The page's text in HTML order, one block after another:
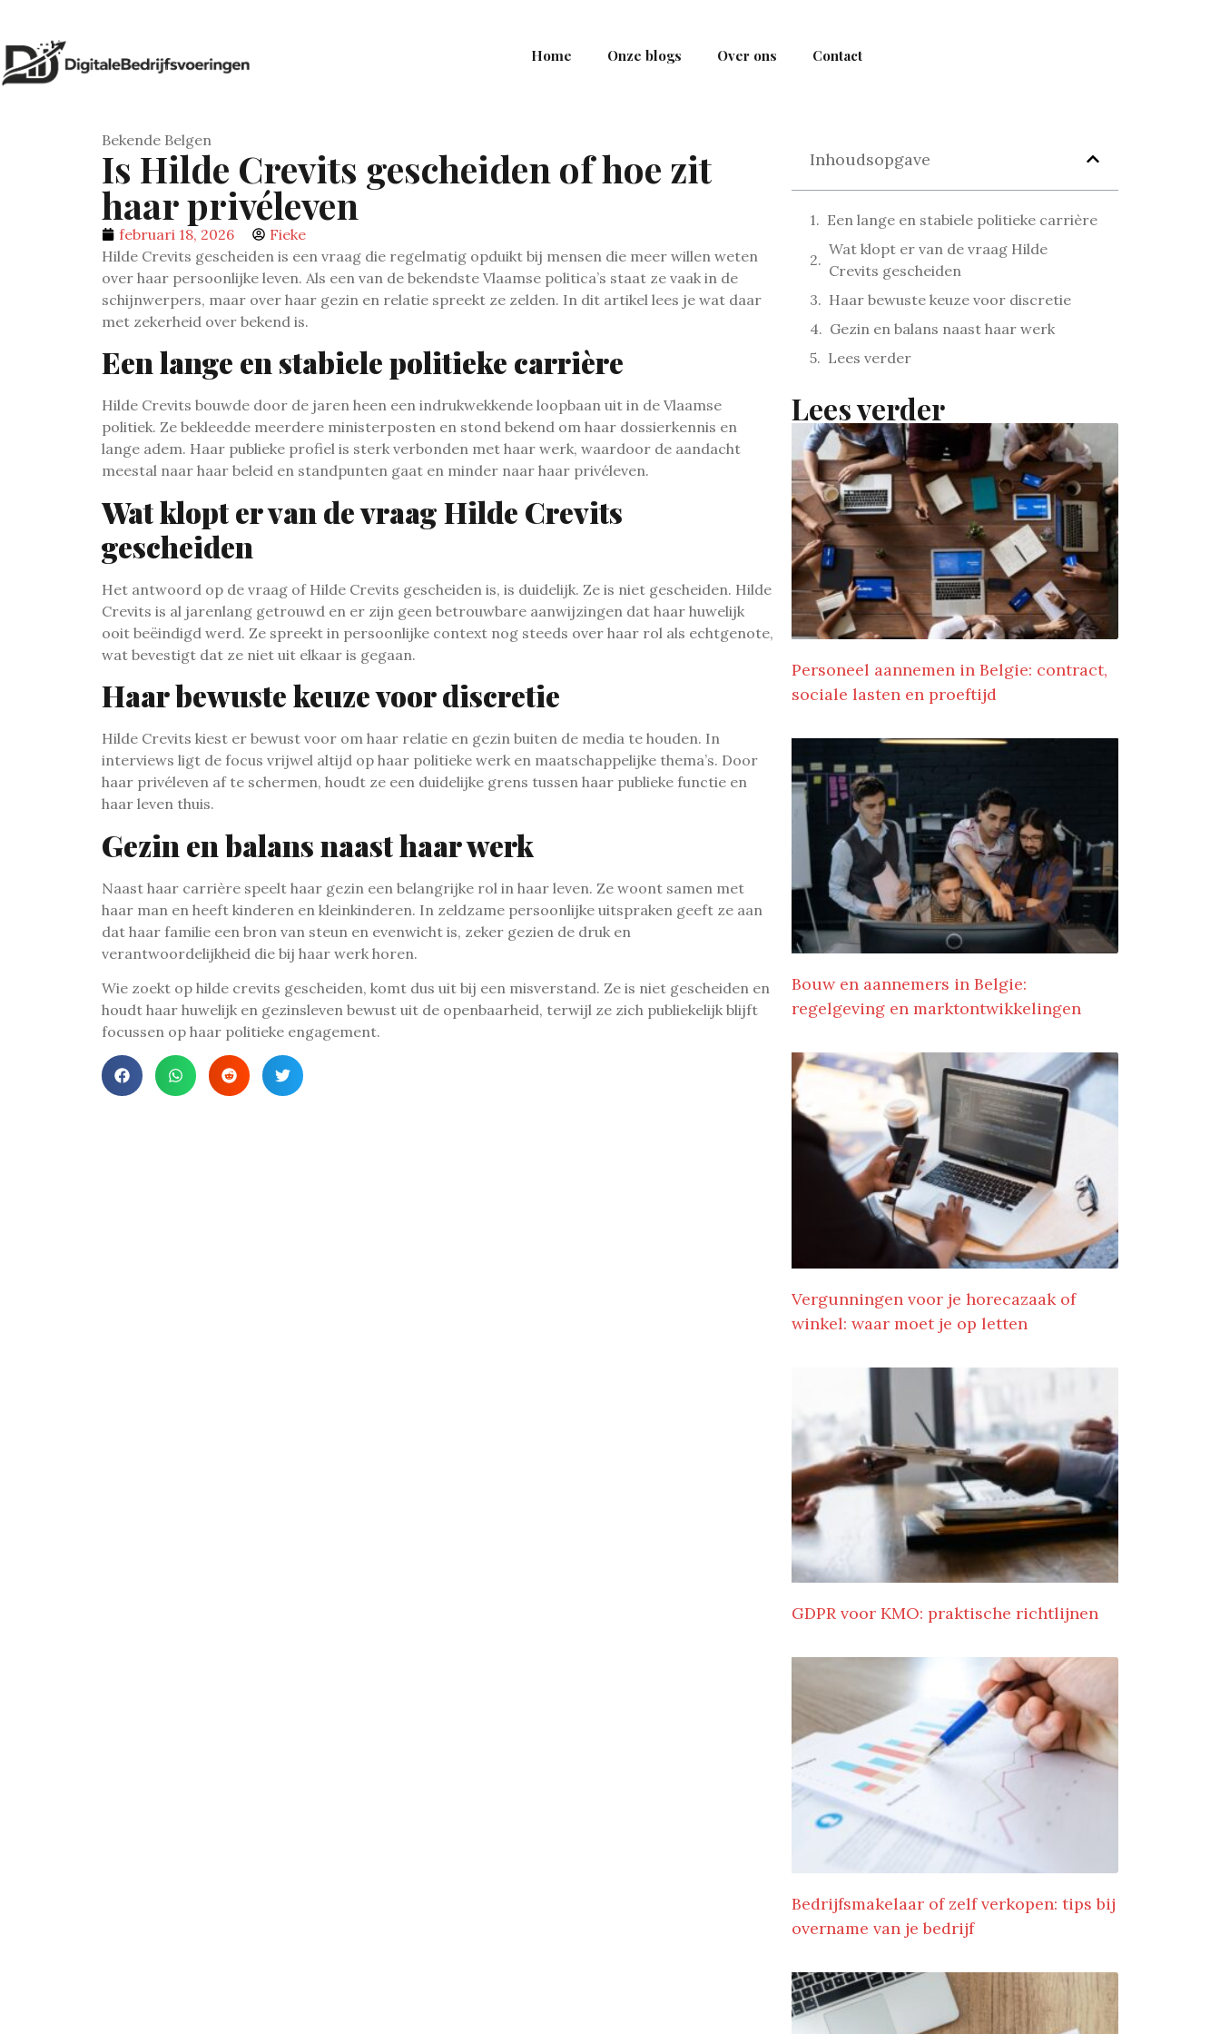
Home Onze blogs Over ons Contact
Bekende Belgen
Is Hilde Crevits gescheiden of hoe zit
haar privéleven
februari 18, 2026
Fieke
Hilde Crevits gescheiden is een vraag die regelmatig opduikt bij mensen die meer willen weten
over haar persoonlijke leven. Als een van de bekendste Vlaamse politica’s staat ze vaak in de
schijnwerpers, maar over haar gezin en relatie spreekt ze zelden. In dit artikel lees je wat daar
met zekerheid over bekend is.
Een lange en stabiele politieke carrière
Hilde Crevits bouwde door de jaren heen een indrukwekkende loopbaan uit in de Vlaamse
politiek. Ze bekleedde meerdere ministerposten en stond bekend om haar dossierkennis en
lange adem. Haar publieke profiel is sterk verbonden met haar werk, waardoor de aandacht
meestal naar haar beleid en standpunten gaat en minder naar haar privéleven.
Wat klopt er van de vraag Hilde Crevits
gescheiden
Het antwoord op de vraag of Hilde Crevits gescheiden is, is duidelijk. Ze is niet gescheiden. Hilde
Crevits is al jarenlang getrouwd en er zijn geen betrouwbare aanwijzingen dat haar huwelijk
ooit beëindigd werd. Ze spreekt in persoonlijke context nog steeds over haar rol als echtgenote,
wat bevestigt dat ze niet uit elkaar is gegaan.
Haar bewuste keuze voor discretie
Hilde Crevits kiest er bewust voor om haar relatie en gezin buiten de media te houden. In
interviews ligt de focus vrijwel altijd op haar politieke werk en maatschappelijke thema’s. Door
haar privéleven af te schermen, houdt ze een duidelijke grens tussen haar publieke functie en
haar leven thuis.
Gezin en balans naast haar werk
Naast haar carrière speelt haar gezin een belangrijke rol in haar leven. Ze woont samen met
haar man en heeft kinderen en kleinkinderen. In zeldzame persoonlijke uitspraken geeft ze aan
dat haar familie een bron van steun en evenwicht is, zeker gezien de druk en
verantwoordelijkheid die bij haar werk horen.
Wie zoekt op hilde crevits gescheiden, komt dus uit bij een misverstand. Ze is niet gescheiden en
houdt haar huwelijk en gezinsleven bewust uit de openbaarheid, terwijl ze zich publiekelijk blijft
focussen op haar politieke engagement.
Inhoudsopgave
Een lange en stabiele politieke carrière
Wat klopt er van de vraag Hilde
Crevits gescheiden
Haar bewuste keuze voor discretie
Gezin en balans naast haar werk
Lees verder
Lees verder
Personeel aannemen in Belgie: contract,
sociale lasten en proeftijd
Bouw en aannemers in Belgie:
regelgeving en marktontwikkelingen
Vergunningen voor je horecazaak of
winkel: waar moet je op letten
GDPR voor KMO: praktische richtlijnen
Bedrijfsmakelaar of zelf verkopen: tips bij
overname van je bedrijf